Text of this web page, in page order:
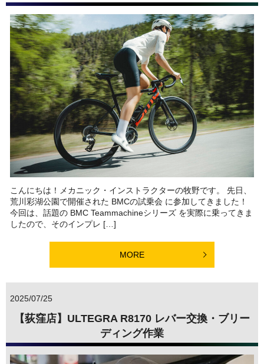
こんにちは！メカニック・インストラクターの牧野です。 先日、
荒川彩湖公園で開催された BMCの試乗会 に参加してきました！
今回は、話題の BMC Teammachineシリーズ を実際に乗ってきま
したので、そのインプレ […]
MORE
2025/07/25
【荻窪店】ULTEGRA R8170 レバー交換・ブリー
ディング作業